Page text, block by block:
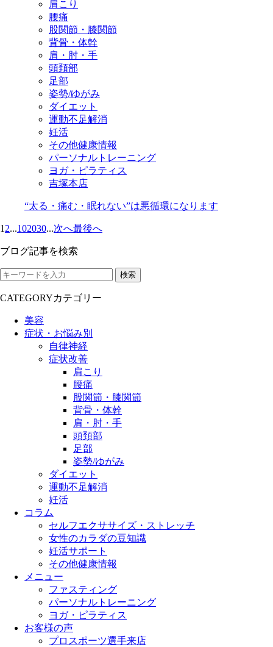
肩こり
腰痛
股関節・膝関節
背骨・体幹
肩・肘・手
頭頚部
足部
姿勢/ゆがみ
ダイエット
運動不足解消
妊活
その他健康情報
パーソナルトレーニング
ヨガ・ピラティス
吉塚本店
“太る・痛む・眠れない”は悪循環になります
1 2...102030...次へ最後へ
ブログ記事を検索
検索
CATEGORYカテゴリー
美容
症状・お悩み別
自律神経
症状改善
肩こり
腰痛
股関節・膝関節
背骨・体幹
肩・肘・手
頭頚部
足部
姿勢/ゆがみ
ダイエット
運動不足解消
妊活
コラム
セルフエクササイズ・ストレッチ
女性のカラダの豆知識
妊活サポート
その他健康情報
メニュー
ファスティング
パーソナルトレーニング
ヨガ・ピラティス
お客様の声
プロスポーツ選手来店